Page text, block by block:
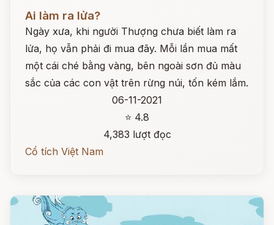
Ai làm ra lửa?
Ngày xưa, khi người Thượng chưa biết làm ra
lửa, họ vẫn phải đi mua đãy. Mỗi lần mua mất
một cái ché bằng vàng, bên ngoài sơn đủ màu
sắc của các con vật trên rừng núi, tốn kém lắm.
06-11-2021
⭐ 4.8
4,383 lượt đọc
Cổ tích Việt Nam